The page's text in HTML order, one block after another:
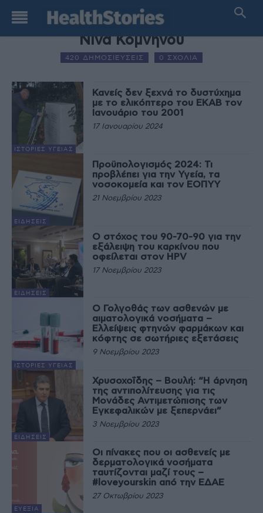
AUTHOR NAME
Νίνα Κομνηνού
420 ΔΗΜΟΣΙΕΥΣΕΙΣ 0 ΣΧΟΛΙΑ
ΙΣΤΟΡΊΕΣ ΥΓΕΊΑΣ
Κανείς δεν ξεχνά το δυστύχημα
με το ελικόπτερο του ΕΚΑΒ τον
Ιανουάριο του 2001
17 Ιανουαρίου 2024
ΕΙΔΉΣΕΙΣ
Προϋπολογισμός 2024: Τι
προβλέπει για την Υγεία, τα
νοσοκομεία και τον ΕΟΠΥΥ
21 Νοεμβρίου 2023
ΕΙΔΉΣΕΙΣ
Ο στόχος του 90-70-90 για την
εξάλειψη του καρκίνου που
οφείλεται στον HPV
17 Νοεμβρίου 2023
ΙΣΤΟΡΊΕΣ ΥΓΕΊΑΣ
Ο Γολγοθάς των ασθενών με
αιματολογικά νοσήματα –
Ελλείψεις φτηνών φαρμάκων και
κόφτης σε σωτήριες εξετάσεις
9 Νοεμβρίου 2023
ΕΙΔΉΣΕΙΣ
Χρυσοχοΐδης – Βουλή: “Η άρνηση
της αντιπολίτευσης για τις
Μονάδες Αντιμετώπισης των
Εγκεφαλικών με ξεπερνάει”
3 Νοεμβρίου 2023
ΕΥΕΞΊΑ
Οι πίνακες που οι ασθενείς με
δερματολογικά νοσήματα
ταυτίζονται μαζί τους –
#loveyourskin από την ΕΔΑΕ
27 Οκτωβρίου 2023